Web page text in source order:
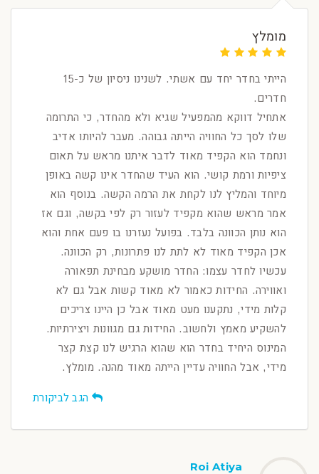
מומלץ
הייתי בחדר יחד עם אשתי. לשנינו ניסיון של כ-15
חדרים.
אתחיל דווקא מהמפעיל שגיא ולא מהחדר, כי התרומה
שלו לסך כל החוויה הייתה גבוהה. מעבר להיותו אדיב
ונחמד הוא הקפיד מאוד לדבר איתנו מראש על תאום
ציפיות ורמת קושי. הוא העיד שהחדר אינו קשה באופן
מיוחד והמליץ לנו לקחת את הרמה הקשה. בנוסף הוא
אמר מראש שהוא מקפיד לעזור רק לפי בקשה, וגם אז
הוא נותן הכוונה בלבד. בפועל נעזרנו בו פעם אחת והוא
אכן הקפיד מאוד לא לתת לנו פתרונות, רק הכוונה.
עכשיו לחדר עצמו: החדר מושקע מבחינת תפאורה
ואווירה. החידות כאמור לא מאוד קשות אבל גם לא
קלות מידי, נתקענו מעט מאוד אבל כן היינו צריכים
להשקיע מאמץ ולחשוב. החידות גם מגוונות ויצירתיות.
המינוס היחיד בחדר הוא שהוא הרגיש לנו קצת קצר
מידי, אבל החוויה עדיין הייתה מאוד מהנה. מומלץ.
הגב לביקורת
Roi Atiya